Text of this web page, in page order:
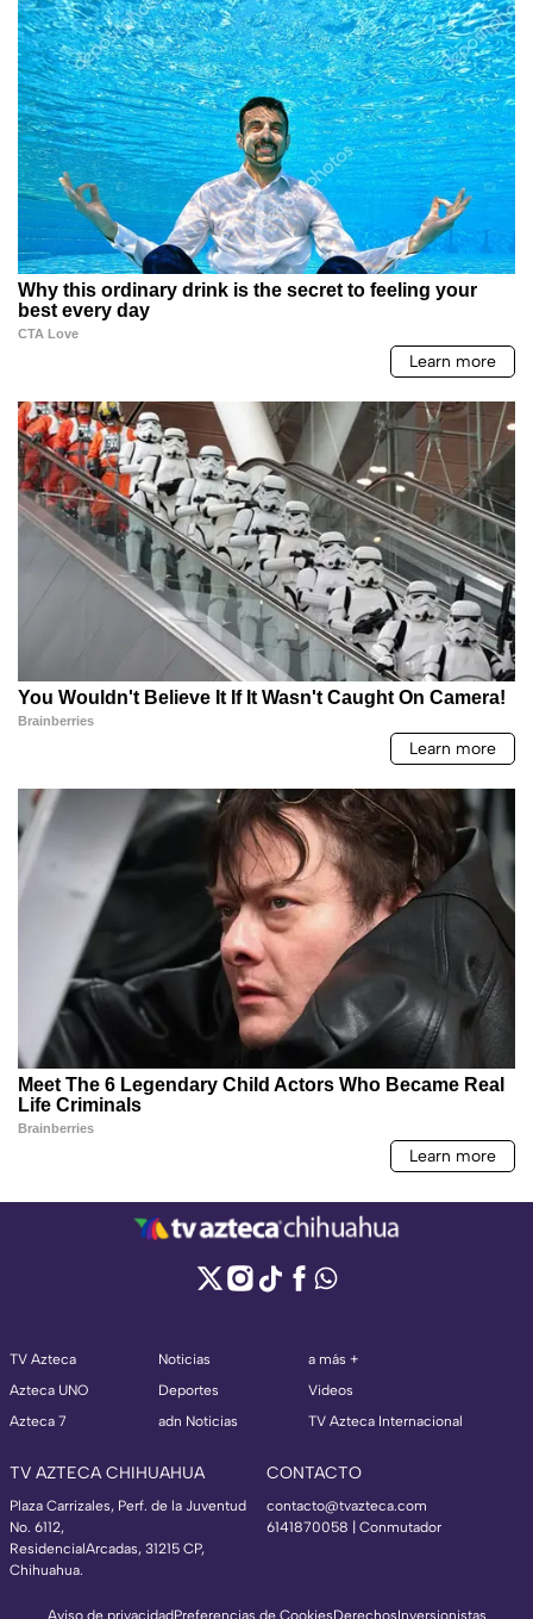
TV Azteca
Azteca UNO
Azteca 7
Noticias
Deportes
adn Noticias
a más +
Videos
TV Azteca Internacional
TV AZTECA CHIHUAHUA
Plaza Carrizales, Perf. de la Juventud
No. 6112,
ResidencialArcadas, 31215 CP,
Chihuahua.
CONTACTO
contacto@tvazteca.com
6141870058 | Conmutador